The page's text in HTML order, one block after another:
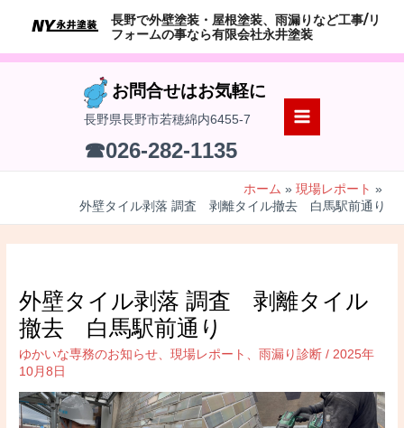
テ
長野で外壁塗装・屋根塗装、雨漏りなど工事/リ
フォームの事なら有限会社永井塗装
お問合せはお気軽に
長野県長野市若穂綿内6455-7
☎026-282-1135
MAIN
ホーム
現場レポート
外壁タイル剥落 調査 剥離タイル撤去 白馬駅前通り
外壁タイル剥落 調査 剥離タイル
撤去 白馬駅前通り
ゆかいな専務のお知らせ 、現場レポート 、雨漏り診断 / 2025年
10月8日